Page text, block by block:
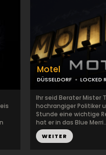
Motel
DÜSSELDORF LOCKED
Ihr seid Berater Mister
hochrangiger Politiker
Stunde eine wichtige
hat er in das Blue
WEITER